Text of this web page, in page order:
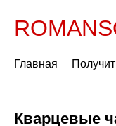
Главная
Кварцевые